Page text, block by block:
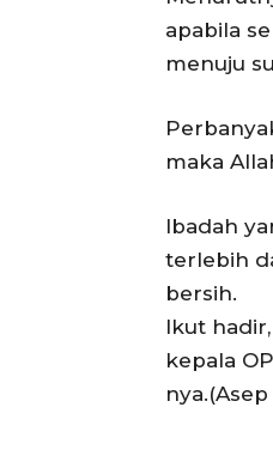
apabila
menuju
maka
Ibadah
terlebih
bersih.
Ikut
kepala